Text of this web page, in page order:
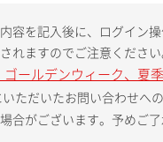
容を記入後に、ログイン
れますのでご注意ください
ゴールデンウィーク、夏
いただいたお問い合わせへ
合がございます。予めご了